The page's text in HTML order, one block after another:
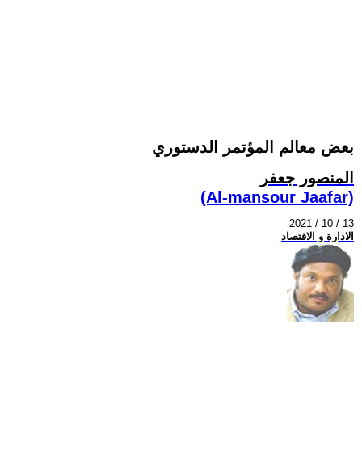
بعض معالم المؤتمر الدستوري
المنصور جعفر
(Al-mansour Jaafar)
2021 / 10 / 13
الادارة و الاقتصاد